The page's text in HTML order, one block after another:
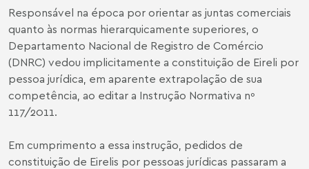
Responsável na época por orientar as juntas comerciais
quanto às normas hierarquicamente superiores, o
Departamento Nacional de Registro de Comércio
(DNRC) vedou implicitamente a constituição de Eireli por
pessoa jurídica, em aparente extrapolação de sua
competência, ao editar a Instrução Normativa nº
117/2011.
Em cumprimento a essa instrução, pedidos de
constituição de Eirelis por pessoas jurídicas passaram a